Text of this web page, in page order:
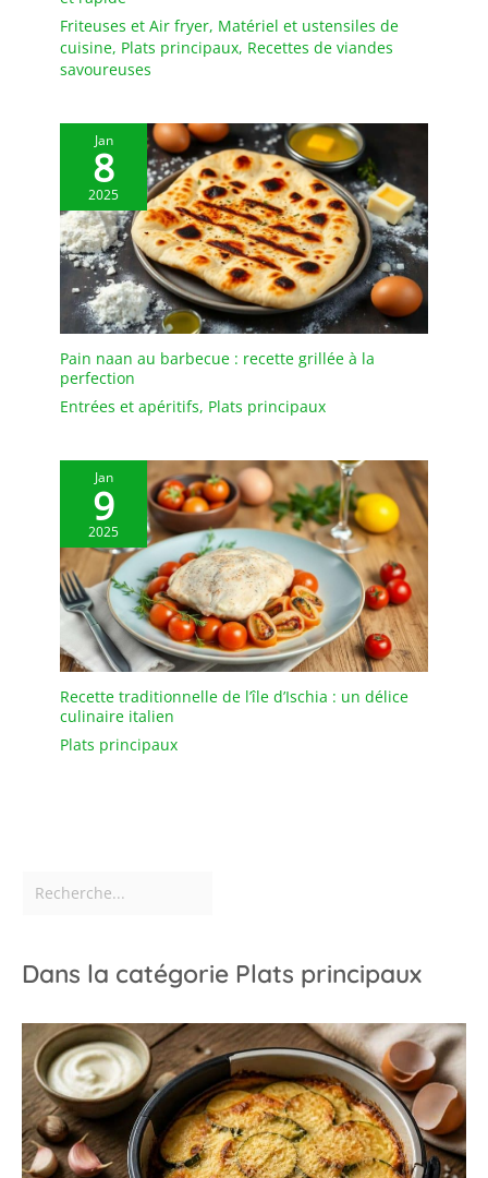
28 cm et 2000 ml de
capacité est optimale
pour les ragoûts, les riz
conservant la chaleur
efficacement Entretien
facile : en plus d'être
pratique pour cuisiner,
son design permet un
nettoyage facile, passe
au lave-vaisselle et
facilite l'entretien
quotidien dans la cuisine
Friteuses et Air fryer, Matériel et ustensiles de
cuisine, Plats principaux, Recettes de viandes
savoureuses
Jan
8
2025
Pain naan au barbecue : recette grillée à la
perfection
Entrées et apéritifs, Plats principaux
Jan
9
2025
Recette traditionnelle de l’île d’Ischia : un délice
culinaire italien
Plats principaux
Dans la catégorie Plats principaux